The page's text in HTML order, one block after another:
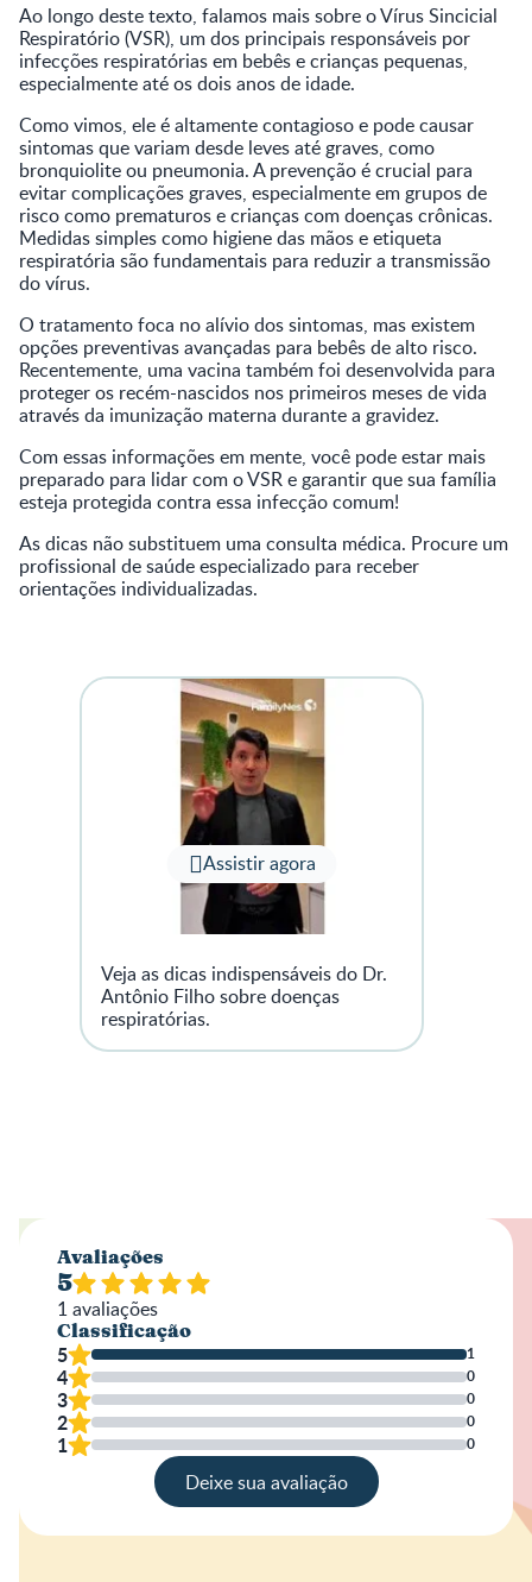
Ao longo deste texto, falamos mais sobre o Vírus Sincicial
Respiratório (VSR), um dos principais responsáveis por
infecções respiratórias em bebês e crianças pequenas,
especialmente até os dois anos de idade.
Como vimos, ele é altamente contagioso e pode causar
sintomas que variam desde leves até graves, como
bronquiolite ou pneumonia. A prevenção é crucial para
evitar complicações graves, especialmente em grupos de
risco como prematuros e crianças com doenças crônicas.
Medidas simples como higiene das mãos e etiqueta
respiratória são fundamentais para reduzir a transmissão
do vírus.
O tratamento foca no alívio dos sintomas, mas existem
opções preventivas avançadas para bebês de alto risco.
Recentemente, uma vacina também foi desenvolvida para
proteger os recém-nascidos nos primeiros meses de vida
através da imunização materna durante a gravidez.
Com essas informações em mente, você pode estar mais
preparado para lidar com o VSR e garantir que sua família
esteja protegida contra essa infecção comum!
As dicas não substituem uma consulta médica. Procure um
profissional de saúde especializado para receber
orientações individualizadas.
Assistir agora
Veja as dicas indispensáveis do Dr.
Antônio Filho sobre doenças
respiratórias.
Avaliações
5
1avaliações
Classificação
5 1
4 0
3 0
2 0
1 0
Deixe sua avaliação